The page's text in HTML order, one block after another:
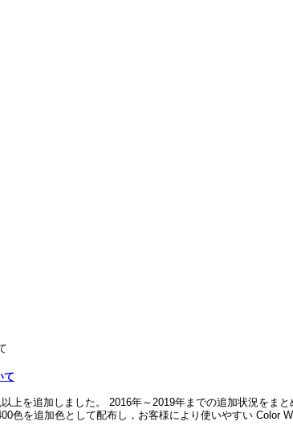
て
上を追加しました。 2016年～2019年までの追加状況をま
を追加色として配布し，お客様により使いやすい Color